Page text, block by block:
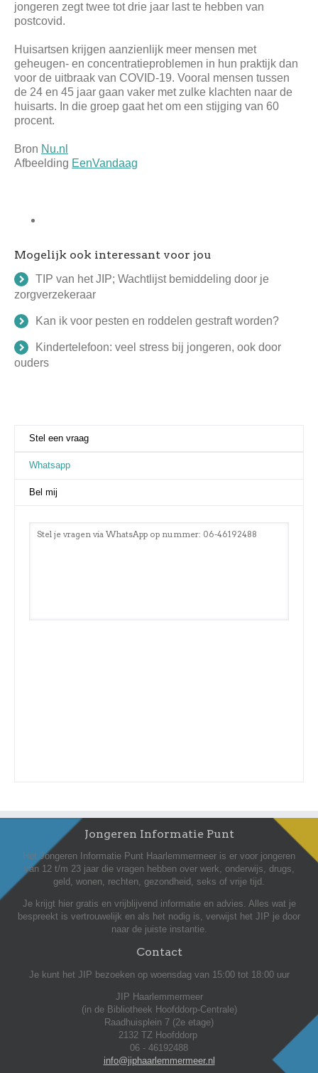
jongeren zegt twee tot drie jaar last te hebben van
postcovid.
Huisartsen krijgen aanzienlijk meer mensen met
geheugen- en concentratieproblemen in hun praktijk dan
voor de uitbraak van COVID-19. Vooral mensen tussen
de 24 en 45 jaar gaan vaker met zulke klachten naar de
huisarts. In die groep gaat het om een stijging van 60
procent.
Bron Nu.nl
Afbeelding EenVandaag
Mogelijk ook interessant voor jou
TIP van het JIP; Wachtlijst bemiddeling door je
zorgverzekeraar
Kan ik voor pesten en roddelen gestraft worden?
Kindertelefoon: veel stress bij jongeren, ook door
ouders
Stel een vraag
Whatsapp
Bel mij
Stel je vragen via WhatsApp op nummer: 06-46192488
Jongeren Informatie Punt
Het Jongeren Informatie Punt Haarlemmermeer is er voor jongeren
van 12 t/m 23 jaar die vragen hebben over werk, onderwijs, drugs,
geld, wonen, rechten, gezondheid, seks of vrije tijd.
Je krijgt hier gratis en vrijblijvend informatie en advies. Alles wat je
bespreekt is vertrouwelijk en als het nodig is, verwijst het JIP je door
naar de juiste instantie.
Contact
Je kunt het JIP bezoeken op woensdag van 15:00 tot 18:00 uur
JIP Haarlemmermeer
(in de Bibliotheek Hoofddorp-Centrale)
Raadhuisplein 7 (2e etage)
2132 TZ Hoofddorp
06 - 46192488
info@jiphaarlemmermeer.nl